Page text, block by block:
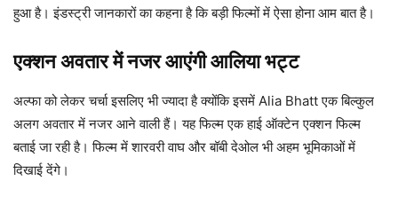
हुआ है। इंडस्ट्री जानकारों का कहना है कि बड़ी फिल्मों में ऐसा होना आम बात है।
एक्शन अवतार में नजर आएंगी आलिया भट्ट
अल्फा को लेकर चर्चा इसलिए भी ज्यादा है क्योंकि इसमें Alia Bhattएक बिल्कुल
अलग अवतार में नजर आने वाली हैं। यह फिल्म एक हाई ऑक्टेन एक्शन फिल्म
बताई जा रही है। फिल्म में शारवरी वाघ और बॉबी देओल भी अहम भूमिकाओं में
दिखाई देंगे।